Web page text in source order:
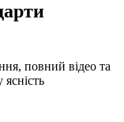
повний відео та